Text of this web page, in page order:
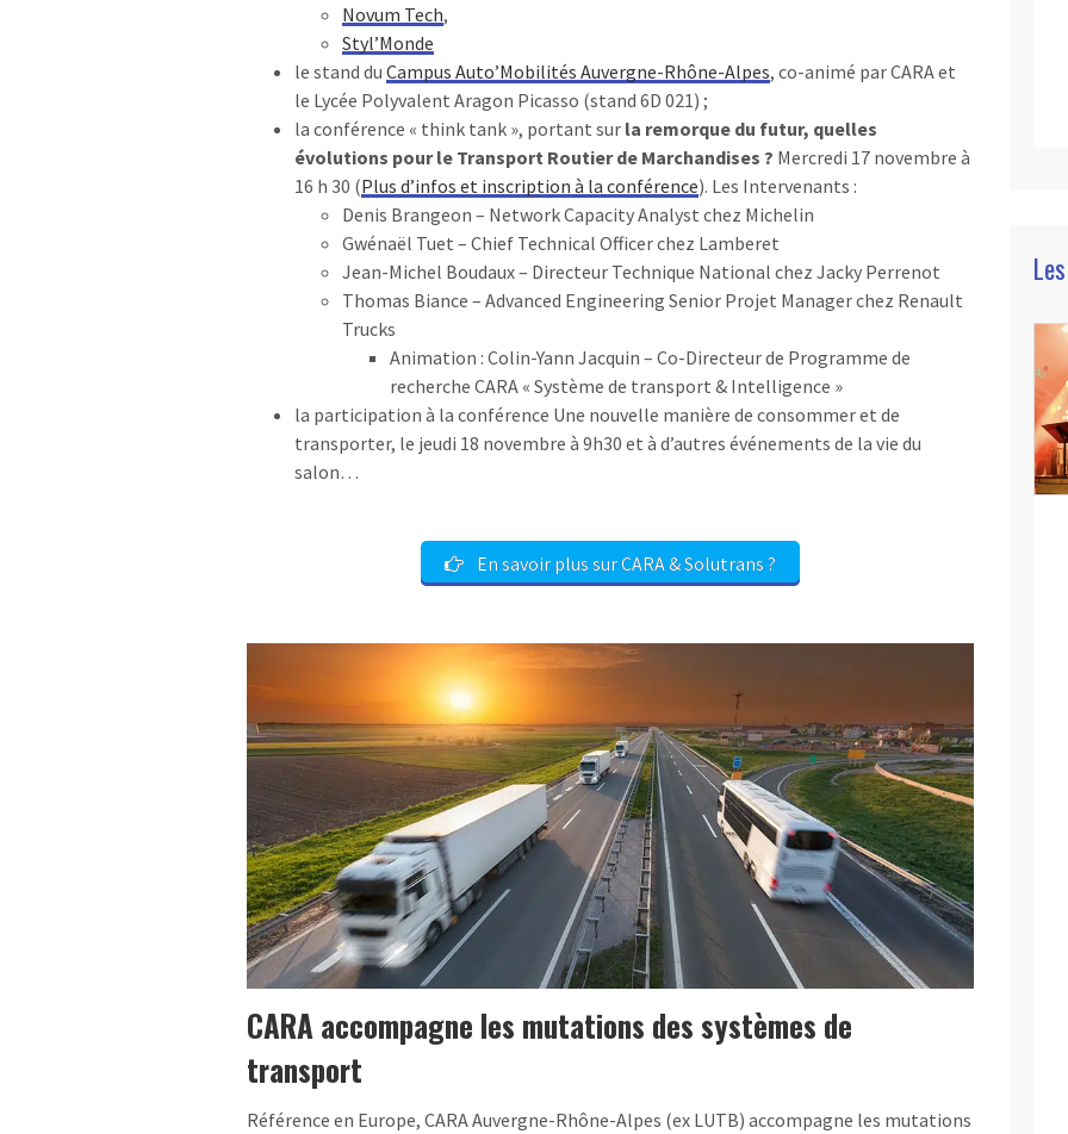
Novum Tech,
Styl’Monde
le stand du Campus Auto’Mobilités Auvergne-Rhône-Alpes, co-animé par CARA et
le Lycée Polyvalent Aragon Picasso (stand 6D 021) ;
la conférence « think tank », portant sur la remorque du futur, quelles
évolutions pour le Transport Routier de Marchandises ? Mercredi 17 novembre à
16 h 30 (Plus d’infos et inscription à la conférence). Les Intervenants :
Denis Brangeon – Network Capacity Analyst chez Michelin
Gwénaël Tuet – Chief Technical Officer chez Lamberet
Jean-Michel Boudaux – Directeur Technique National chez Jacky Perrenot
Thomas Biance – Advanced Engineering Senior Projet Manager chez Renault
Trucks
Animation : Colin-Yann Jacquin – Co-Directeur de Programme de
recherche CARA « Système de transport & Intelligence »
la participation à la conférence Une nouvelle manière de consommer et de
transporter, le jeudi 18 novembre à 9h30 et à d’autres événements de la vie du
salon…
En savoir plus sur CARA & Solutrans ?
CARA accompagne les mutations des systèmes de
transport
Référence en Europe, CARA Auvergne-Rhône-Alpes (ex LUTB) accompagne les mutations